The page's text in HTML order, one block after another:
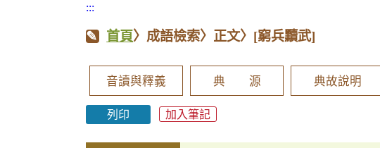
:::
首頁〉成語檢索〉正文〉 [窮兵黷武]
音讀與釋義 典 源 典故說明
列印 加入筆記